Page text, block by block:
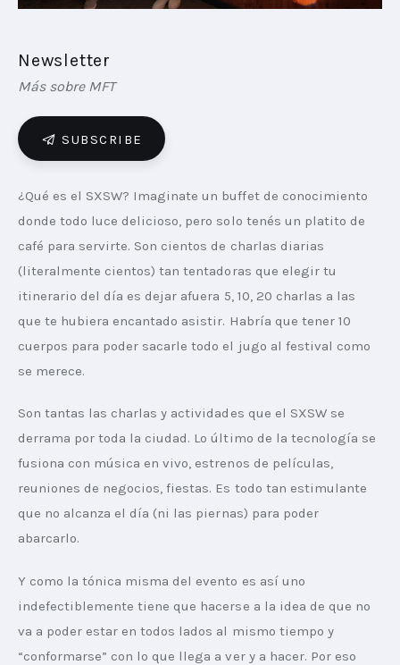
Newsletter
Más sobre MFT
SUBSCRIBE
¿Qué es el SXSW? Imaginate un buffet de conocimiento
donde todo luce delicioso, pero solo tenés un platito de
café para servirte. Son cientos de charlas diarias
(literalmente cientos) tan tentadoras que elegir tu
itinerario del día es dejar afuera 5, 10, 20 charlas a las
que te hubiera encantado asistir. Habría que tener 10
cuerpos para poder sacarle todo el jugo al festival como
se merece.
Son tantas las charlas y actividades que el SXSW se
derrama por toda la ciudad. Lo último de la tecnología se
fusiona con música en vivo, estrenos de películas,
reuniones de negocios, fiestas. Es todo tan estimulante
que no alcanza el día (ni las piernas) para poder
abarcarlo.
Y como la tónica misma del evento es así uno
indefectiblemente tiene que hacerse a la idea de que no
va a poder estar en todos lados al mismo tiempo y
“conformarse” con lo que llega a ver y a hacer. Por eso